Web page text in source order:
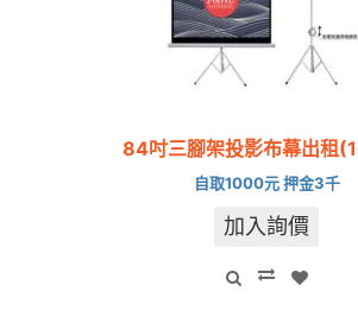
84吋三腳架投影布幕出租
自取1000元 押金3千
加入詢價